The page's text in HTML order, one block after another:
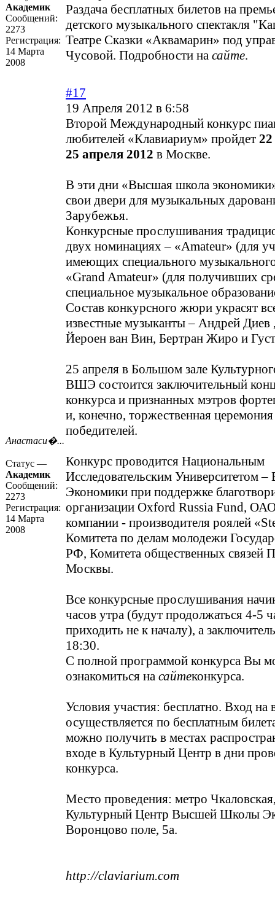
Академик
Сообщений:
2273
Регистрация:
14 Марта
2008
Раздача бесплатных билетов на
детского музыкального спектакля
Театре Сказки «Аквамарин» под
Чусовой. Подробности на сайте.
Анастаси�...
Статус —
Академик
Сообщений:
2273
Регистрация:
14 Марта
2008
#17
19 Апреля 2012 в 6:58
Второй Международный конкурс
любителей «Клавиариум» пройдет
25 апреля 2012 в Москве.
В эти дни «Высшая школа
свои двери для музыкальных
Зарубежья.
Конкурсные прослушивания
двух номинациях – «Amateur» (для
имеющих специального
«Grand Amateur» (для получивших
специальное музыкальное
Состав конкурсного жюри украсят
известные музыканты – Андрей
Йероен ван Вин, Бертран Жиро и
25 апреля в Большом зале
ВШЭ состоится заключительный
конкурса и признанных мэтров
и, конечно, торжественная
победителей.
Конкурс проводится Национальным
Исследовательским Университетом
Экономики при поддержке
организации Oxford Russia Fund,
компании - производителя роялей
Комитета по делам молодежи
РФ, Комитета общественных связей
Москвы.
Все конкурсные прослушивания
часов утра (будут продолжаться 4-5
приходить не к началу), а
18:30.
С полной программой конкурса Вы
ознакомиться на сайтеконкурса.
Условия участия: бесплатно. Вход на
осуществляется по бесплатным
можно получить в местах
входе в Культурный Центр в дни
конкурса.
Место проведения: метро
Культурный Центр Высшей Школы
Воронцово поле, 5а.
http://claviarium.com